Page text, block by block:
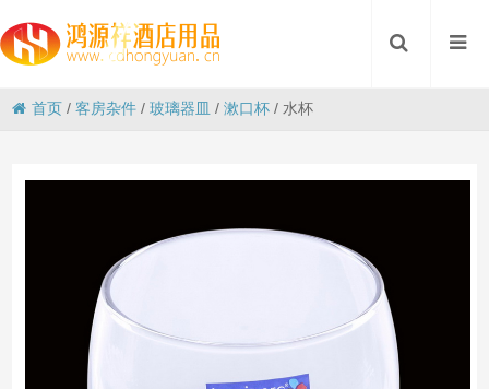
首页 /客房杂件 /玻璃器皿 /漱口杯 / 水杯